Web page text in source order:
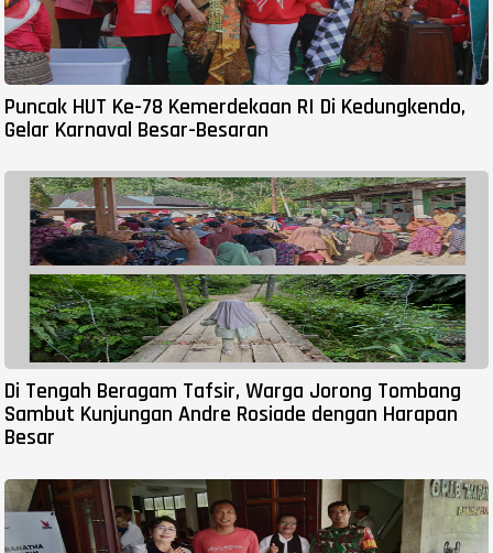
Puncak HUT Ke-78 Kemerdekaan RI Di Kedungkendo,
Gelar Karnaval Besar-Besaran
Di Tengah Beragam Tafsir, Warga Jorong Tombang
Sambut Kunjungan Andre Rosiade dengan Harapan
Besar